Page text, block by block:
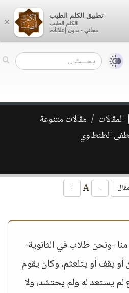
مقالات متنوعة
الطنطاوي
-
+
-ونحن طلاب في الثانوية-
أو يقف أو يتلعثم، وكان يقوم
يستعد له ولم يحتشد، ولا
×
تطبيق الكلم الطيب
الكلم الطيب
مجاني - بدون إعلانات